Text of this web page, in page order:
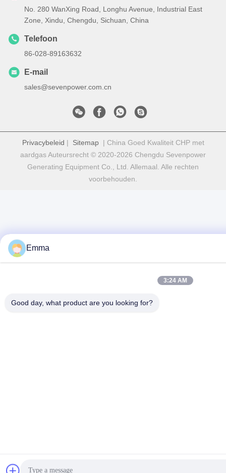
No. 280 WanXing Road, Longhu Avenue, Industrial East
Zone, Xindu, Chengdu, Sichuan, China
Telefoon
86-028-89163632
E-mail
sales@sevenpower.com.cn
Privacybeleid | Sitemap| China Goed Kwaliteit CHP met
aardgas Auteursrecht © 2020-2026 Chengdu Sevenpower
Generating Equipment Co., Ltd. Allemaal. Alle rechten
voorbehouden.
Emma
3:24 AM
Good day, what product are you looking for?